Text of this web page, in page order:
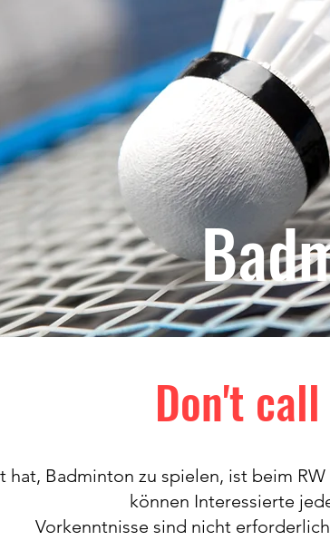
Don't
hat, Badminton zu spielen, ist beim
können Interessierte
Vorkenntnisse sind nicht